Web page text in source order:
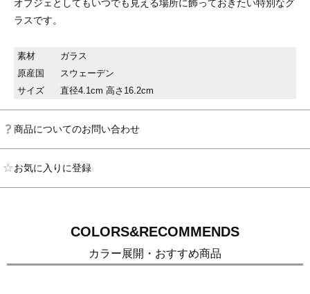
オブジェとしてもいつでも見える場所に飾っておきたい特別なグ
ラスです。
素材
ガラス
原産国
スウェーデン
サイズ
直径4.1cm 高さ16.2cm
商品についてのお問い合わせ
お気に入りに登録
COLORS&RECOMMENDS
カラー展開・おすすめ商品